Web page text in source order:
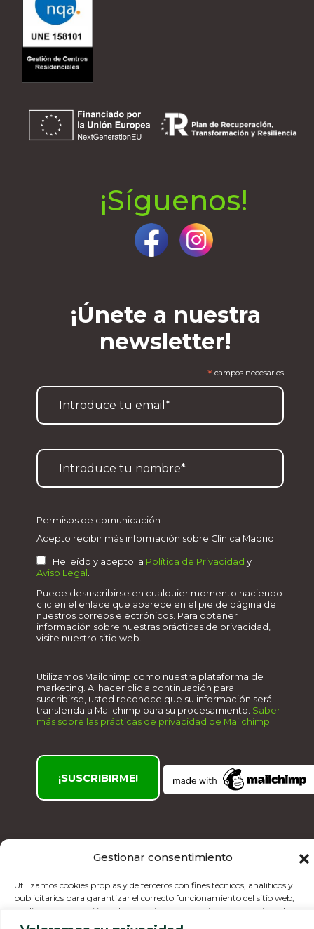
Gestionar consentimiento
Utilizamos cookies propias y de terceros con fines técnicos, analíticos y
publicitarios para garantizar el correcto funcionamiento del sitio web,
analizar la navegación de los usuarios y personalizar el contenido y los
anuncios. Usted
¡Síguenos!
¡Únete a nuestra
newsletter!
* campos necesarios
Permisos de comunicación
Acepto recibir más información sobre Clínica Madrid
He leído y acepto la Política de Privacidad y
Aviso Legal
Puede desuscribirse en cualquier momento haciendo
clic en el enlace que aparece en el pie de página de
nuestros correos electrónicos. Para obtener
información sobre nuestras prácticas de privacidad,
visite nuestro sitio web.
Utilizamos Mailchimp como nuestra plataforma de
marketing. Al hacer clic a continuación para
suscribirse, usted reconoce que su información será
transferida a Mailchimp para su procesamiento. Saber
más sobre las prácticas de privacidad de Mailchimp.
reservados.